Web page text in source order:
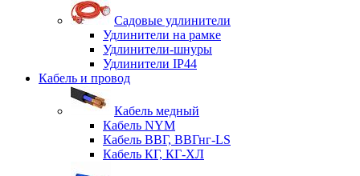
Садовые удлинители
Удлинители на рамке
Удлинители-шнуры
Удлинители IP44
Кабель и провод
Кабель медный
Кабель NYM
Кабель ВВГ, ВВГнг-LS
Кабель КГ, КГ-ХЛ